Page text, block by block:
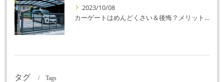
2023/10/08
カーゲートはめんどくさい＆後悔？メリット・デメリットを解説！
タグ Tags